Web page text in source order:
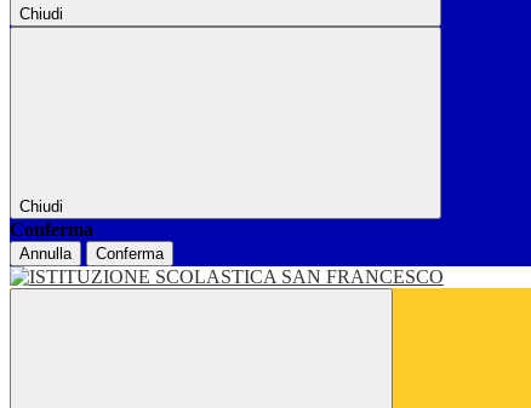
Chiudi
Chiudi
Conferma
Annulla Conferma